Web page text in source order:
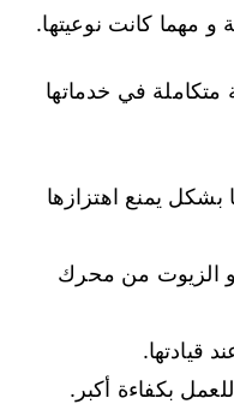
و مهما كانت نوعيتها.
متكاملة في خدماتها
بشكل يمنع اهتزازها
الزيوت من محرك
قيادتها.
بكفاءة أكبر.